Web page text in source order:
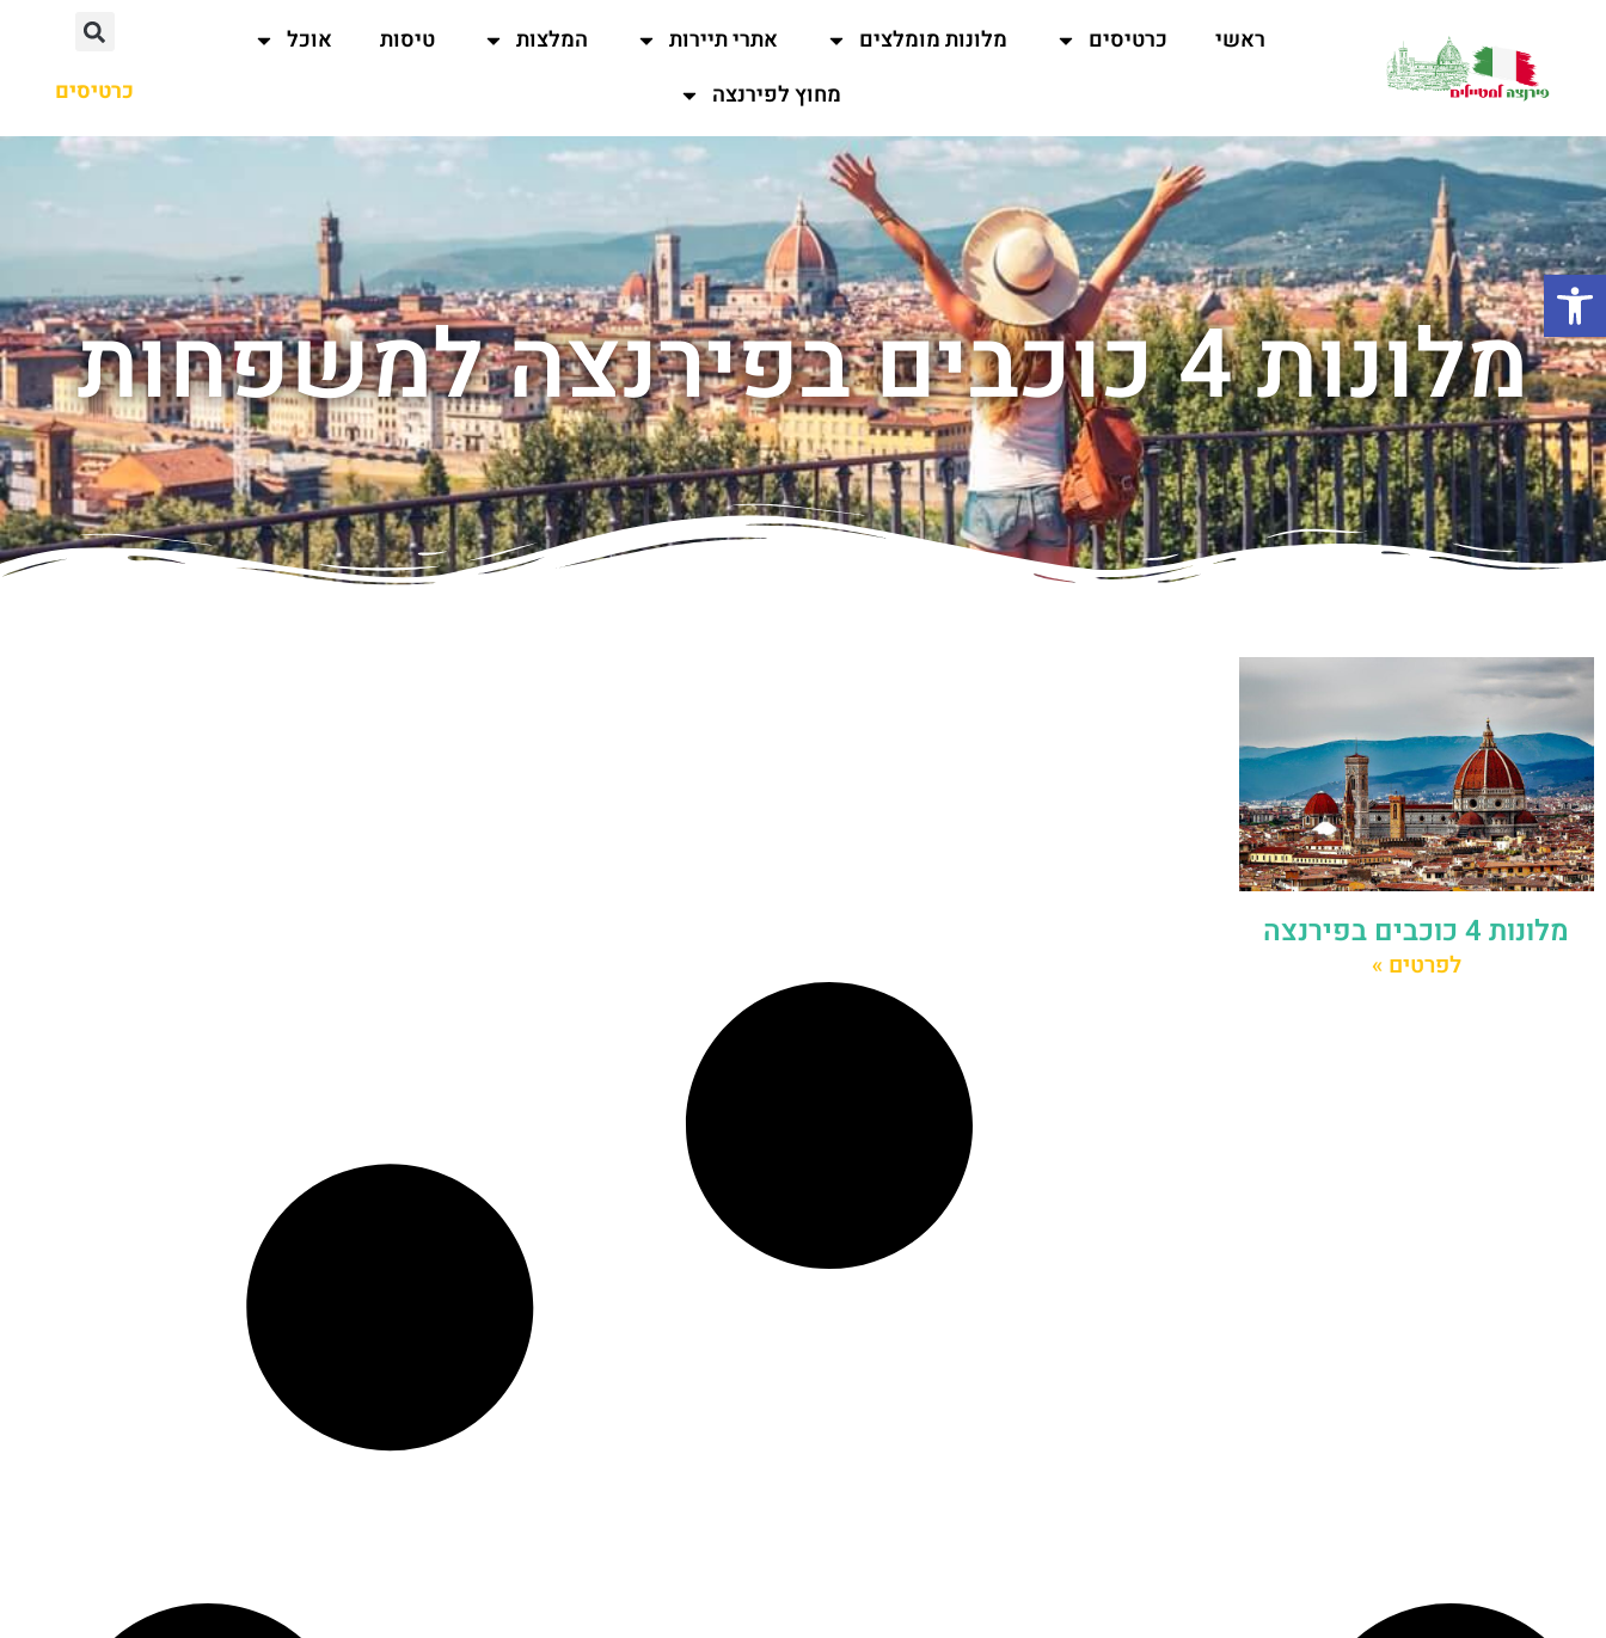
ראשי כרטיסים מלונות מומלצים אתרי תיירות המלצות טיסות
אוכל
מחוץ לפירנצה
כרטיסים
מלונות 4 כוכבים בפירנצה למשפחות
מלונות 4 כוכבים בפירנצה
לפרטים »
פתח סרגל נגישות